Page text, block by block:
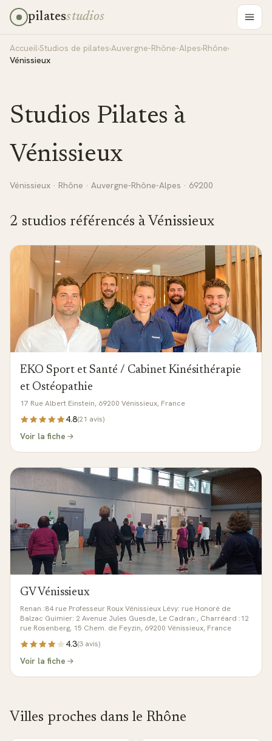
pilatesstudios
Accueil›Studios de pilates›Auvergne-Rhône-Alpes›Rhône›
Vénissieux
Studios Pilates à
Vénissieux
Vénissieux · Rhône · Auvergne-Rhône-Alpes · 69200
2 studios référencés à Vénissieux
EKO Sport et Santé / Cabinet Kinésithérapie
et Ostéopathie
17 Rue Albert Einstein, 69200 Vénissieux, France
4.8(21 avis)
Voir la fiche
GV Vénissieux
Renan :84 rue Professeur Roux Vénissieux Lévy: rue Honoré de
Balzac Guimier: 2 Avenue Jules Guesde, Le Cadran:, Charréard :12
rue Rosenberg, 15 Chem. de Feyzin, 69200 Vénissieux, France
4.3(3 avis)
Voir la fiche
Villes proches dans le Rhône